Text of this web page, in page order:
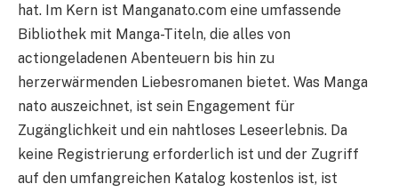
hat. Im Kern ist Manganato.com eine umfassende
Bibliothek mit Manga-Titeln, die alles von
actiongeladenen Abenteuern bis hin zu
herzerwärmenden Liebesromanen bietet. Was Manga
nato auszeichnet, ist sein Engagement für
Zugänglichkeit und ein nahtloses Leseerlebnis. Da
keine Registrierung erforderlich ist und der Zugriff
auf den umfangreichen Katalog kostenlos ist, ist